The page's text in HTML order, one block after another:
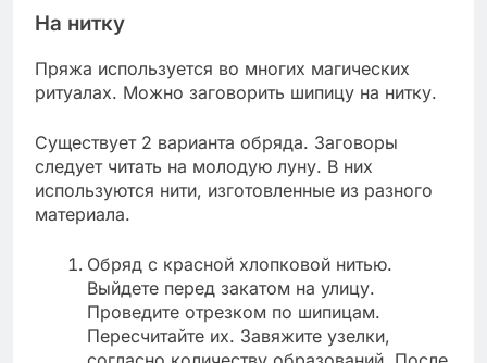
На нитку
Пряжа используется во многих магических
ритуалах. Можно заговорить шипицу на нитку.
Существует 2 варианта обряда. Заговоры
следует читать на молодую луну. В них
используются нити, изготовленные из разного
материала.
Обряд с красной хлопковой нитью.
Выйдете перед закатом на улицу.
Проведите отрезком по шипицам.
Пересчитайте их. Завяжите узелки,